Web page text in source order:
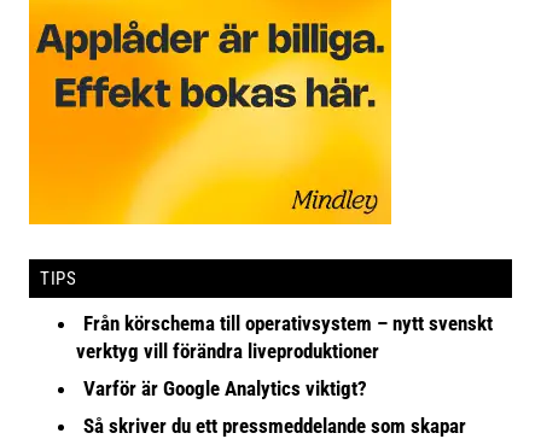
TIPS
Från körschema till operativsystem – nytt svenskt
verktyg vill förändra liveproduktioner
Varför är Google Analytics viktigt?
Så skriver du ett pressmeddelande som skapar